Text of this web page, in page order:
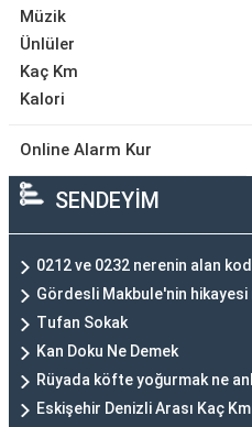
Müzik
Ünlüler
Kaç Km
Kalori
Online Alarm Kur
SENDEYİM
0212 ve 0232 nerenin alan
Gördesli Makbule'nin hikayesi
Tufan Sokak
Kan Doku Ne Demek
Rüyada köfte yoğurmak ne
Eskişehir Denizli Arası Kaç Km